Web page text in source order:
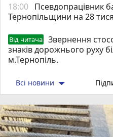
18:00 Псевдопрацівник
Тернопільщини на 28
Від читача
Звернення
знаків дорожнього руху
м.Тернопіль.
Всі новини